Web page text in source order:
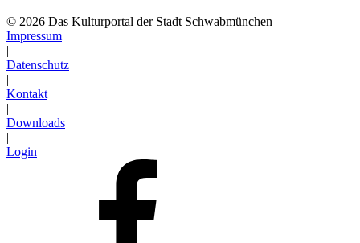
© 2026 Das Kulturportal der Stadt Schwabmünchen
Impressum
|
Datenschutz
|
Kontakt
|
Downloads
|
Login